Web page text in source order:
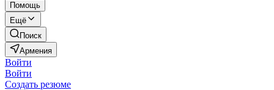
Помощь
Ещё
Поиск
Армения
Войти
Войти
Создать резюме